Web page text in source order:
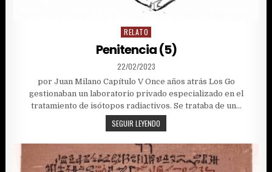
Posted
in
RELATO
Penitencia (5)
PUBLISHED
DATE:
22/02/2023
por Juan Milano Capítulo V Once años atrás Los Go
gestionaban un laboratorio privado especializado en el
tratamiento de isótopos radiactivos. Se trataba de un…
SEGUIR LEYENDO
(5)